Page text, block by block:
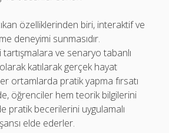
özelliklerinden biri, interaktif ve
deneyimi sunmasıdır.
tartışmalara ve senaryo tabanlı
katılarak gerçek hayat
ortamlarda pratik yapma fırsatı
öğrenciler hem teorik bilgilerini
pratik becerilerini uygulamalı
elde ederler.